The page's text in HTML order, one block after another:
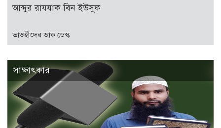
আব্দুর রাযযাক বিন ইউসুফ
তাওহীদের ডাক ডেস্ক
সাক্ষাৎকার